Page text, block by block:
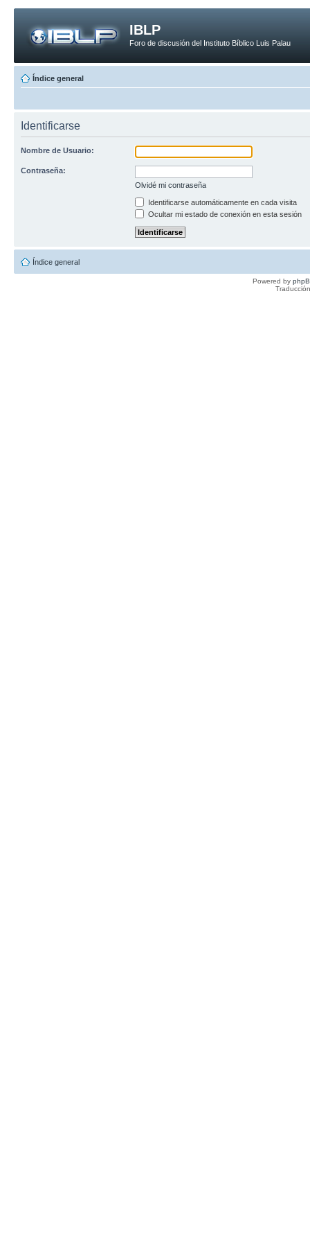
IBLP
Foro de discusión del Instituto Bíblico Luis Palau
Índice general
Identificarse
Nombre de Usuario:
Contraseña:
Olvidé mi contraseña
Identificarse automáticamente en cada visita
Ocultar mi estado de conexión en esta sesión
Índice general
Powered by